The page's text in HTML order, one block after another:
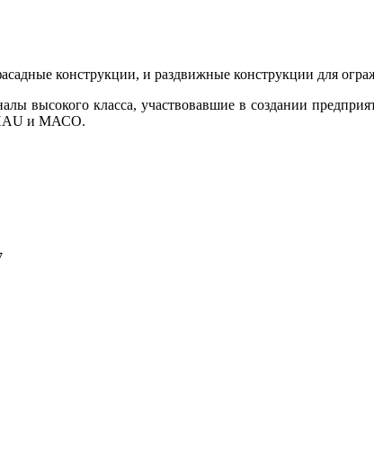
конструкции, и раздвижные конструкции для
высокого класса, участвовавшие в создании
и МАСО.